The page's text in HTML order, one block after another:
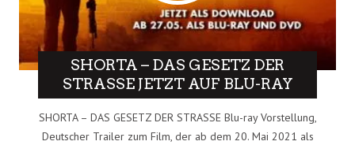
SHORTA – DAS GESETZ DER
STRASSE JETZT AUF BLU-RAY
SHORTA – DAS GESETZ DER STRASSE Blu-ray Vorstellung,
Deutscher Trailer zum Film, der ab dem 20. Mai 2021 als